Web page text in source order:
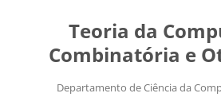
Teoria da
Combinatória e
Departamento de Ciência da